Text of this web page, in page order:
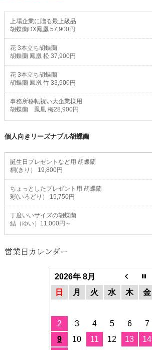
上場企業に贈る最上級品
胡蝶蘭DX鳳凰 57,900円
花 3本立ち胡蝶蘭
胡蝶蘭 鳳凰 松 37,900円
花 3本立ち胡蝶蘭
胡蝶蘭 鳳凰 竹 33,900円
事務所移転祝い大企業様用
胡蝶蘭 鳳凰 梅28,900円
個人向きリーズナブル胡蝶蘭
誕生日プレゼントなど用 胡蝶蘭
桐(きり） 19,800円
ちょっとしたプレゼント用 胡蝶蘭
彩(いろどり） 15,750円
丁度いいサイズの胡蝶蘭
結（ゆい）11,000円～
営業日カレンダー
2026年 8月
日
月 火 水 木 金
2
3 4 5 6 7
9
10 11 12 13 14